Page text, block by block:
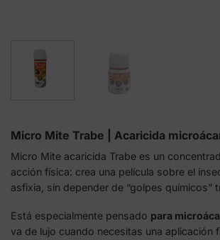
Micro Mite Trabe | Acaricida
Micro Mite acaricida Trabe es un
acción física: crea una película sobre el
asfixia, sin depender de “golpes químicos”
Está especialmente pensado para
va de lujo cuando necesitas una aplicación